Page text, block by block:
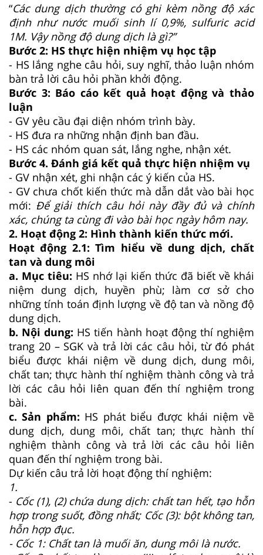
“Các dung dịch thường có ghi kèm nồng độ xác
định như nước muối sinh lí 0,9%, sulfuric acid
1M. Vậy nồng độ dung dịch là gì?”
Bước 2: HS thực hiện nhiệm vụ học tập
- HS lắng nghe câu hỏi, suy nghĩ, thảo luận nhóm
bàn trả lời câu hỏi phần khởi động.
Bước 3: Báo cáo kết quả hoạt động và thảo
luận
- GV yêu cầu đại diện nhóm trình bày.
- HS đưa ra những nhận định ban đầu.
- HS các nhóm quan sát, lắng nghe, nhận xét.
Bước 4. Đánh giá kết quả thực hiện nhiệm vụ
- GV nhận xét, ghi nhận các ý kiến của HS.
- GV chưa chốt kiến thức mà dẫn dắt vào bài học
mới: Để giải thích câu hỏi này đầy đủ và chính
xác, chúng ta cùng đi vào bài học ngày hôm nay.
2. Hoạt động 2: Hình thành kiến thức mới.
Hoạt động 2.1: Tìm hiểu về dung dịch, chất
tan và dung môi
a. Mục tiêu: HS nhớ lại kiến thức đã biết về khái
niệm dung dịch, huyền phù; làm cơ sở cho
những tính toán định lượng về độ tan và nồng độ
dung dịch.
b. Nội dung: HS tiến hành hoạt động thí nghiệm
trang 20 – SGK và trả lời các câu hỏi, từ đó phát
biểu được khái niệm về dung dịch, dung môi,
chất tan; thực hành thí nghiệm thành công và trả
lời các câu hỏi liên quan đến thí nghiệm trong
bài.
c. Sản phẩm: HS phát biểu được khái niệm về
dung dịch, dung môi, chất tan; thực hành thí
nghiệm thành công và trả lời các câu hỏi liên
quan đến thí nghiệm trong bài.
Dự kiến câu trả lời hoạt động thí nghiệm:
1.
- Cốc (1), (2) chứa dung dịch: chất tan hết, tạo hỗn
hợp trong suốt, đồng nhất; Cốc (3): bột không tan,
hỗn hợp đục.
- Cốc 1: Chất tan là muối ăn, dung môi là nước.